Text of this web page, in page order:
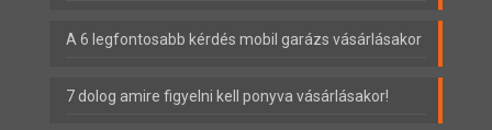
A 6 legfontosabb kérdés mobil garázs vásárlásakor
7 dolog amire figyelni kell ponyva vásárlásakor!